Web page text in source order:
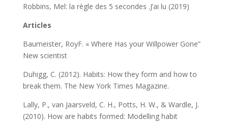
Robbins, Mel: la règle des 5 secondes .J’ai lu (2019)
Articles
Baumeister, RoyF. « Where Has your Willpower Gone”
New scientist
Duhigg, C. (2012). Habits: How they form and how to
break them. The New York Times Magazine.
Lally, P., van Jaarsveld, C. H., Potts, H. W., & Wardle, J.
(2010). How are habits formed: Modelling habit